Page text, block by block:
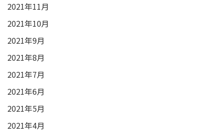
2021年11月
2021年10月
2021年9月
2021年8月
2021年7月
2021年6月
2021年5月
2021年4月